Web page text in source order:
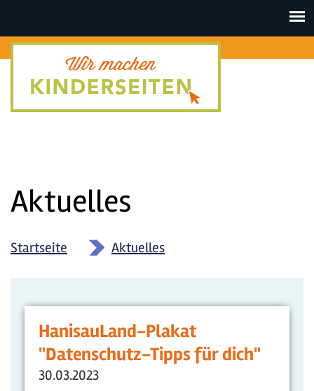
Toggle
Aktuelles
Startseite » Aktuelles
HanisauLand-Plakat
"Datenschutz-Tipps für dich"
30.03.2023